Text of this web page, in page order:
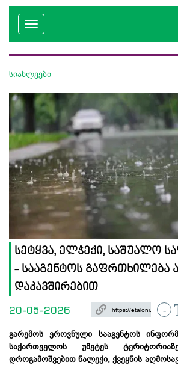
სიახლეები
სეტყვა, ელჭექი, საშუალო
- სააგენტოს გაფრთხილება
დაკავშირებით
20-05-2026 -
გარემოს ეროვნული სააგენტოს
საქართველოს უმეტეს
დროგამოშვებით ნალექი, ქვეყნის